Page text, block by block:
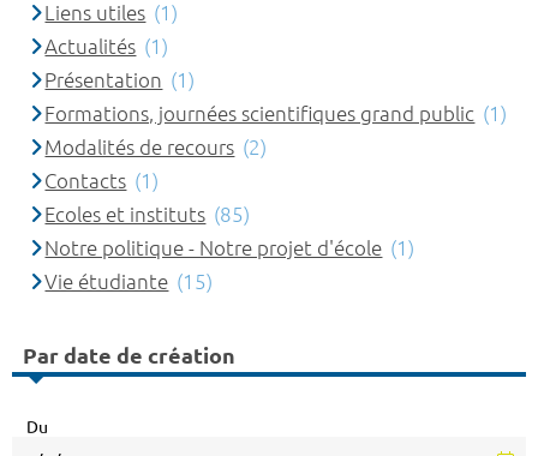
Liens utiles (1)
Actualités (1)
Présentation (1)
Formations, journées scientifiques grand public (1)
Modalités de recours (2)
Contacts (1)
Ecoles et instituts (85)
Notre politique - Notre projet d'école (1)
Vie étudiante (15)
Par date de création
Du